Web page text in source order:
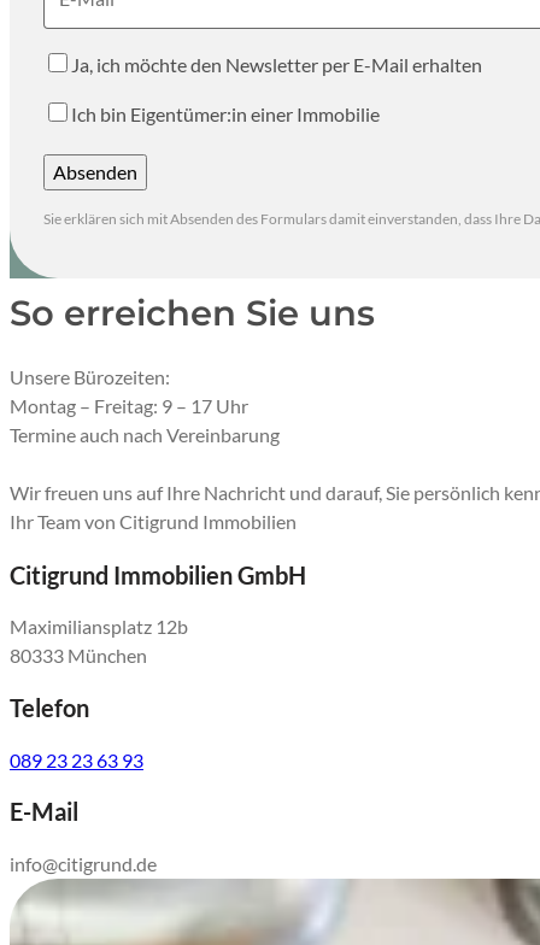
Ja, ich möchte den Newsletter per E-Mail erhalten
Ich bin Eigentümer:in einer Immobilie
Absenden
Sie erklären sich mit Absenden des Formulars damit einverstanden, dass
So erreichen Sie uns
Unsere Bürozeiten:
Montag – Freitag: 9 – 17 Uhr
Termine auch nach Vereinbarung
Wir freuen uns auf Ihre Nachricht und darauf, Sie persönlich
Ihr Team von Citigrund Immobilien
Citigrund Immobilien GmbH
Maximiliansplatz 12b
80333 München
Telefon
089 23 23 63 93
E-Mail
info@citigrund.de